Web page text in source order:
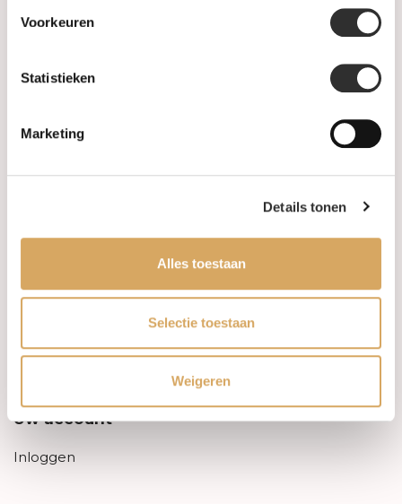
Voorkeuren
Statistieken
Marketing
Details tonen
Alles toestaan
Selectie toestaan
Weigeren
Leveringsvoorwaarden
Privacy Policy
Uw account
Inloggen